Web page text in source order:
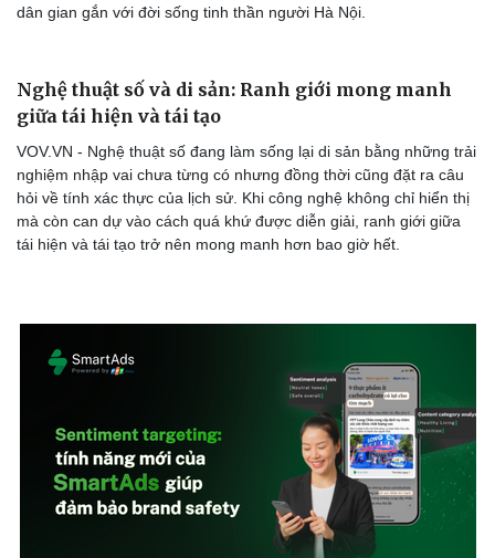
dân gian gắn với đời sống tinh thần người Hà Nội.
Nghệ thuật số và di sản: Ranh giới mong manh
giữa tái hiện và tái tạo
VOV.VN - Nghệ thuật số đang làm sống lại di sản bằng những trải
nghiệm nhập vai chưa từng có nhưng đồng thời cũng đặt ra câu
hỏi về tính xác thực của lịch sử. Khi công nghệ không chỉ hiển thị
mà còn can dự vào cách quá khứ được diễn giải, ranh giới giữa
tái hiện và tái tạo trở nên mong manh hơn bao giờ hết.